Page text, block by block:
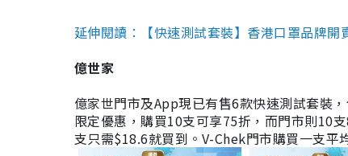
延伸閱讀：【快速測試套裝】香港口罩品牌
億世家
億家世門市及App現已有售6款快速測試套裝
限定優惠，購買10支可享75折，而門市則10
支只需$18.6就買到。V-Chek門市購買一支平